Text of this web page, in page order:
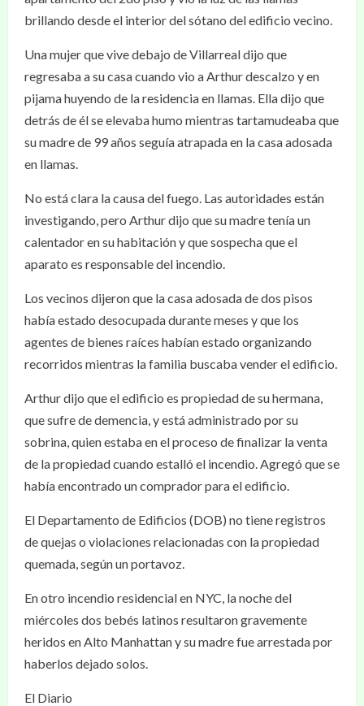
brillando desde el interior del sótano del edificio vecino.
Una mujer que vive debajo de Villarreal dijo que
regresaba a su casa cuando vio a Arthur descalzo y en
pijama huyendo de la residencia en llamas. Ella dijo que
detrás de él se elevaba humo mientras tartamudeaba que
su madre de 99 años seguía atrapada en la casa adosada
en llamas.
No está clara la causa del fuego. Las autoridades están
investigando, pero Arthur dijo que su madre tenía un
calentador en su habitación y que sospecha que el
aparato es responsable del incendio.
Los vecinos dijeron que la casa adosada de dos pisos
había estado desocupada durante meses y que los
agentes de bienes raíces habían estado organizando
recorridos mientras la familia buscaba vender el edificio.
Arthur dijo que el edificio es propiedad de su hermana,
que sufre de demencia, y está administrado por su
sobrina, quien estaba en el proceso de finalizar la venta
de la propiedad cuando estalló el incendio. Agregó que se
había encontrado un comprador para el edificio.
El Departamento de Edificios (DOB) no tiene registros
de quejas o violaciones relacionadas con la propiedad
quemada, según un portavoz.
En otro incendio residencial en NYC, la noche del
miércoles dos bebés latinos resultaron gravemente
heridos en Alto Manhattan y su madre fue arrestada por
haberlos dejado solos.
El Diario